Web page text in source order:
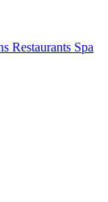
Restaurants Spa